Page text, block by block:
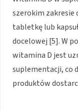
szerokim zakresie
tabletkę lub
docelowej [5]. W
witamina D jest
suplementacji, co
produktów